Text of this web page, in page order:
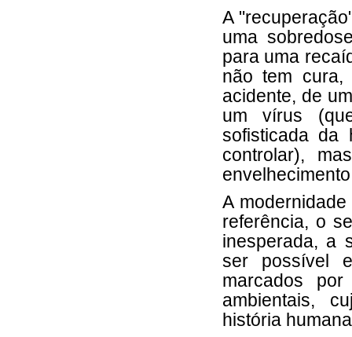
A
uma
para uma
não tem
acidente, de
um vírus
sofisticada da
controlar),
A
referência, o
inesperada, a
ser possível
marcados
ambientais,
história